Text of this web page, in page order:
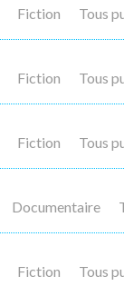
Fiction Tous
Fiction Tous
Fiction Tous
Documentaire
Fiction Tous